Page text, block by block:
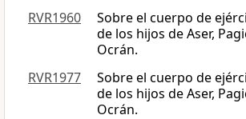
RVR1960
Sobre el cuerpo de
de los hijos de Aser,
Ocrán.
RVR1977
Sobre el cuerpo de
de los hijos de Aser,
Ocrán.